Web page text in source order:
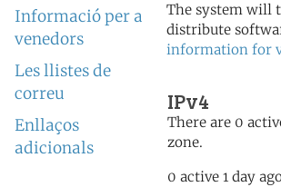
Informació per a
venedors
Les llistes de
correu
Enllaços
adicionals
The system will
distribute
information for
IPv4
There are 0
zone.
0 active 1 day